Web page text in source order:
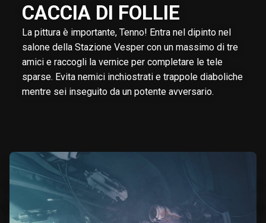
CACCIA DI FOLLIE
La pittura è importante, Tenno! Entra nel dipinto nel
salone della Stazione Vesper con un massimo di tre
amici e raccogli la vernice per completare le tele
sparse. Evita nemici inchiostrati e trappole diaboliche
mentre sei inseguito da un potente avversario.